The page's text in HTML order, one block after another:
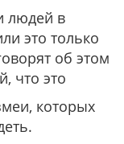
людей в
это только
об этом
что это
которых